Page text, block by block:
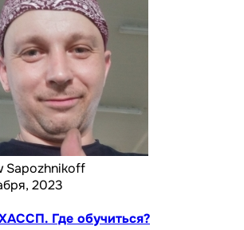
Sapozhnikoff
2023
Где обучиться?